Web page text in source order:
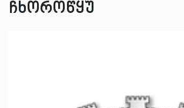
ჩხოროწყუ